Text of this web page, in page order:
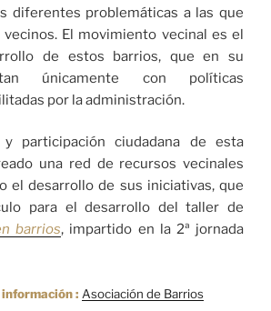
diferentes problemáticas a las que
El movimiento vecinal es el
de estos barrios, que en su
únicamente con políticas
por la administración.
y participación ciudadana de esta
una red de recursos vecinales
el desarrollo de sus iniciativas, que
para el desarrollo del taller de
barrios, impartido en la 2ª jornada
: Asociación de Barrios